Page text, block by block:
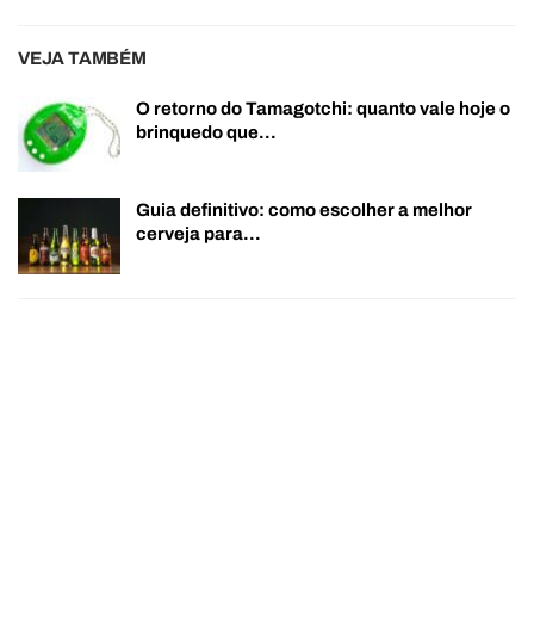
VEJA TAMBÉM
O retorno do Tamagotchi: quanto vale hoje o
brinquedo que…
Guia definitivo: como escolher a melhor
cerveja para…